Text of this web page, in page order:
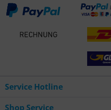
Service Hotline
Shop Service